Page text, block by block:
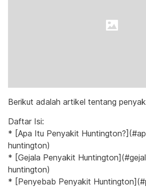
Berikut adalah artikel tentang
Daftar Isi:
* [Apa Itu Penyakit
huntington)
* [Gejala Penyakit
huntington)
* [Penyebab Penyakit